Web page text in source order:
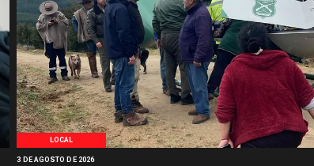
LOCAL
3 DE AGOSTO DE 2026